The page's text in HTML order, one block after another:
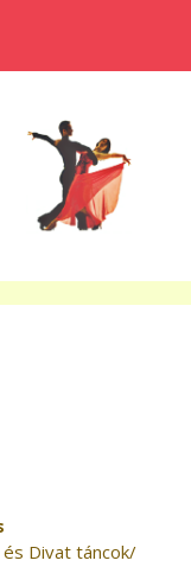
Divat táncok/